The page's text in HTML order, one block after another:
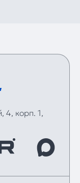
4, корп. 1,